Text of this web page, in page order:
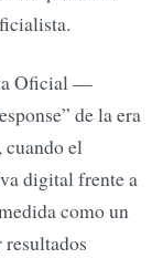
Oficial —
de la era
el
digital frente a
como un